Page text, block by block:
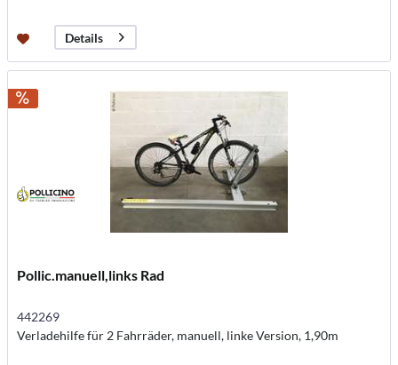
Details
Pollic.manuell,links Rad
442269
Verladehilfe für 2 Fahrräder, manuell, linke Version, 1,90m